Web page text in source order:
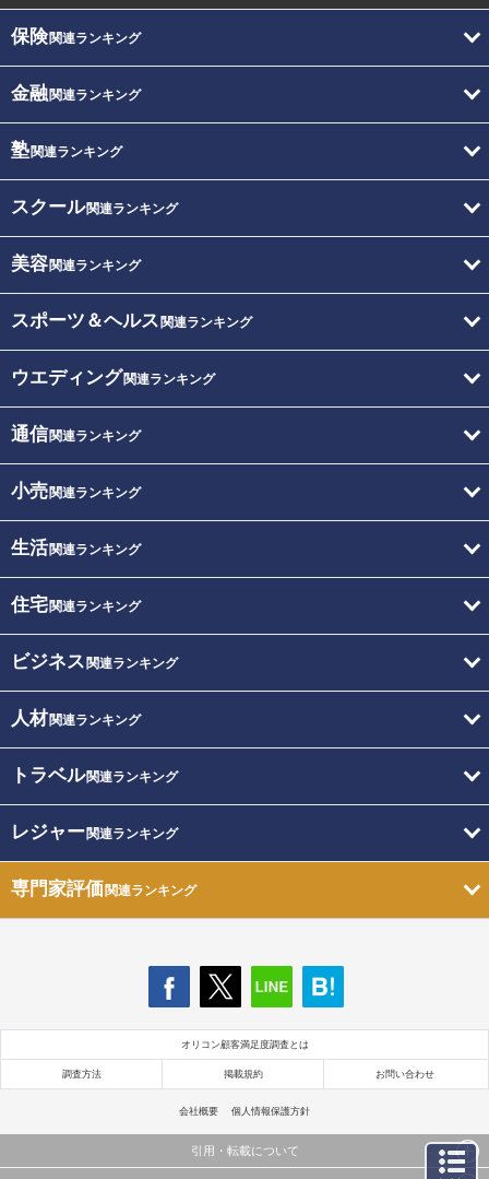
保険関連ランキング
金融関連ランキング
塾関連ランキング
スクール関連ランキング
美容関連ランキング
スポーツ＆ヘルス 関連ランキング
ウエディング関連ランキング
通信関連ランキング
小売関連ランキング
生活関連ランキング
住宅関連ランキング
ビジネス 関連ランキング
人材関連ランキング
トラベル関連ランキング
レジャー関連ランキング
専門家評価関連ランキング
オリコン顧客満足度調査とは
調査方法 掲載規約 お問い合わせ
会社概要 個人情報保護方針
引用・転載について